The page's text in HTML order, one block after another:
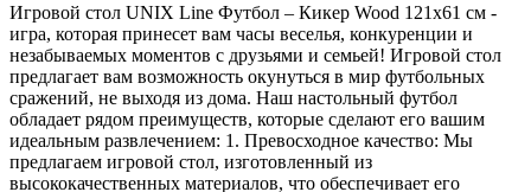
Игровой стол UNIX Line Футбол – Кикер Wood 121х61 cм -
игра, которая принесет вам часы веселья, конкуренции и
незабываемых моментов с друзьями и семьей! Игровой стол
предлагает вам возможность окунуться в мир футбольных
сражений, не выходя из дома. Наш настольный футбол
обладает рядом преимуществ, которые сделают его вашим
идеальным развлечением: 1. Превосходное качество: Мы
предлагаем игровой стол, изготовленный из
высококачественных материалов, что обеспечивает его